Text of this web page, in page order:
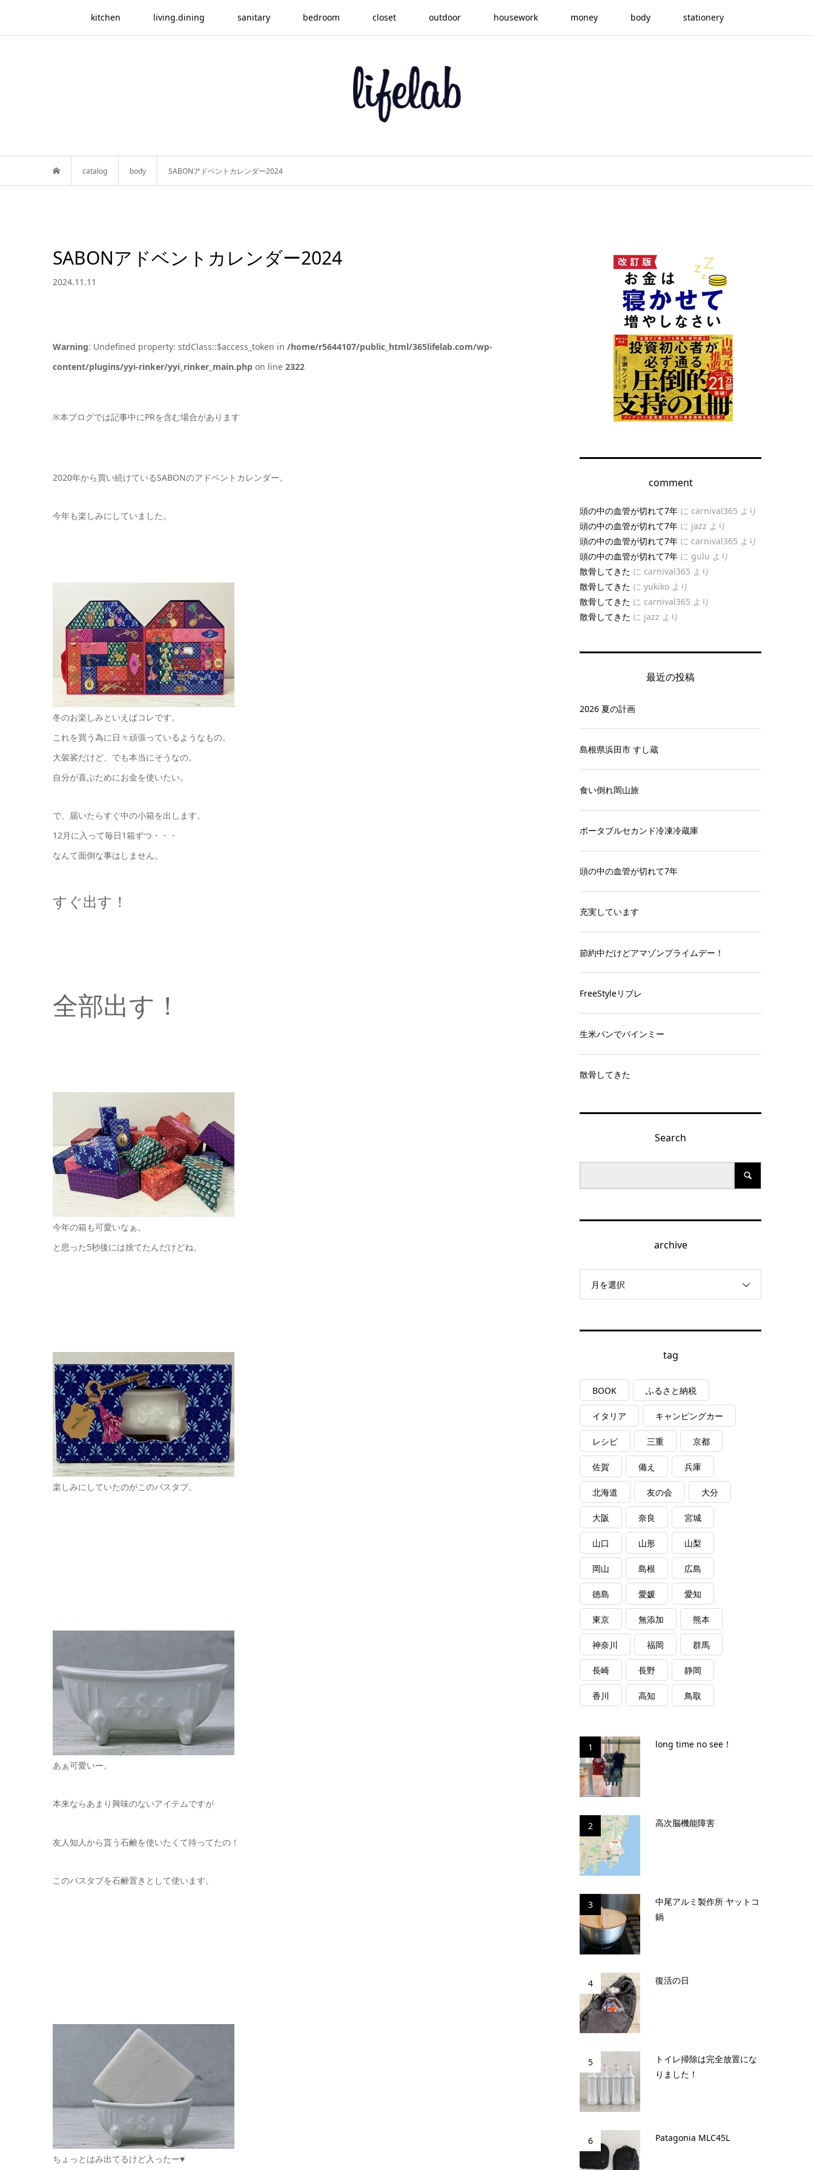
kitchen living.dining sanitary bedroom closet outdoor housework money body stationery
catalog body SABONアドベントカレンダー2024
SABONアドベントカレンダー2024
2024.11.11
Warning: Undefined property: stdClass::$access_token in /home/r5644107/public_html/365lifelab.com/wp-
content/plugins/yyi-rinker/yyi_rinker_main.php on line 2322
※本ブログでは記事中にPRを含む場合があります
2020年から買い続けているSABONのアドベントカレンダー。
今年も楽しみにしていました。
冬のお楽しみといえばコレです。
これを買う為に日々頑張っているようなもの。
大袈裟だけど、でも本当にそうなの。
自分が喜ぶためにお金を使いたい。
で、届いたらすぐ中の小箱を出します。
12月に入って毎日1箱ずつ・・・
なんて面倒な事はしません。
すぐ出す！
全部出す！
今年の箱も可愛いなぁ。
と思った5秒後には捨てたんだけどね。
楽しみにしていたのがこのバスタブ。
あぁ可愛いー。
本来ならあまり興味のないアイテムですが
友人知人から貰う石鹸を使いたくて待ってたの！
このバスタブを石鹸置きとして使います。
ちょっとはみ出てるけど入ったー♥
comment
頭の中の血管が切れて7年 に carnival365 より
頭の中の血管が切れて7年 に jazz より
頭の中の血管が切れて7年 に carnival365 より
頭の中の血管が切れて7年 に gulu より
散骨してきた に carnival365 より
散骨してきた に yukiko より
散骨してきた に carnival365 より
散骨してきた に jazz より
最近の投稿
2026 夏の計画
島根県浜田市 すし蔵
食い倒れ岡山旅
ポータブルセカンド冷凍冷蔵庫
頭の中の血管が切れて7年
充実しています
節約中だけどアマゾンプライムデー！
FreeStyleリブレ
生米パンでバインミー
散骨してきた
Search
archive
月を選択
tag
BOOK ふるさと納税
イタリア キャンピングカー
レシピ 三重 京都
佐賀 備え 兵庫
北海道 友の会 大分
大阪 奈良 宮城
山口 山形 山梨
岡山 島根 広島
徳島 愛媛 愛知
東京 無添加 熊本
神奈川 福岡 群馬
長崎 長野 静岡
香川 高知 鳥取
1 long time no see！
2 高次脳機能障害
3
中尾アルミ製作所 ヤットコ
鍋
4 復活の日
5
トイレ掃除は完全放置にな
りました！
6 Patagonia MLC45L